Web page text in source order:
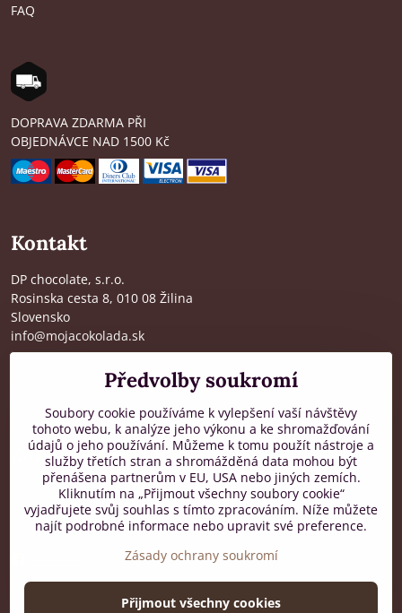
FAQ
DOPRAVA ZDARMA PŘI
OBJEDNÁVCE NAD 1500 Kč
Kontakt
DP chocolate, s.r.o.
Rosinska cesta 8, 010 08 Žilina
Slovensko
info@mojacokolada.sk
Kde nás najdete
Zákaznická podpora
od 8:00 do 16:00, PO-PÁ
+421 917 436 795
Předvolby soukromí
Soubory cookie používáme k vylepšení vaší návštěvy
tohoto webu, k analýze jeho výkonu a ke shromažďování
údajů o jeho používání. Můžeme k tomu použít nástroje a
služby třetích stran a shromážděná data mohou být
přenášena partnerům v EU, USA nebo jiných zemích.
Kliknutím na „Přijmout všechny soubory cookie“
vyjadřujete svůj souhlas s tímto zpracováním. Níže můžete
najít podrobné informace nebo upravit své preference.
Zásady ochrany soukromí
Přijmout všechny cookies